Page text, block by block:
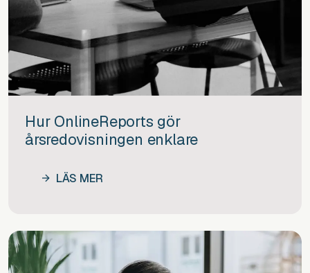
Hur OnlineReports gör
årsredovisningen enklare
LÄS MER